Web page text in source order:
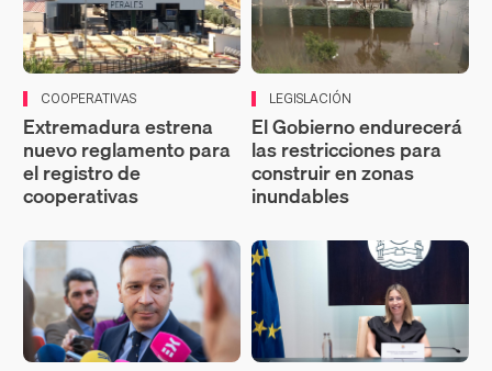
COOPERATIVAS
Extremadura estrena
nuevo reglamento para
el registro de
cooperativas
LEGISLACIÓN
El Gobierno endurecerá
las restricciones para
construir en zonas
inundables